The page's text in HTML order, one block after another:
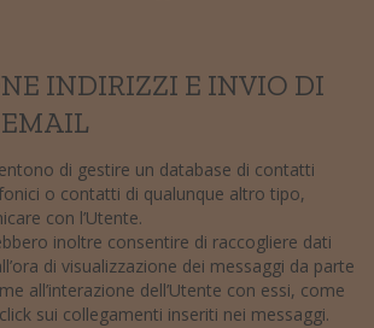
INDIRIZZI E INVIO DI
di gestire un database di contatti
o contatti di qualunque altro tipo,
con l’Utente.
inoltre consentire di raccogliere dati
di visualizzazione dei messaggi da parte
all’interazione dell’Utente con essi, come
sui collegamenti inseriti nei messaggi.